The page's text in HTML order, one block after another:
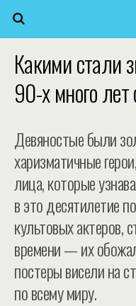
Какими стали
90-х много лет
Девяностые были
харизматичные
лица, которые
в это десятилетие
культовых актеров,
времени — их
постеры висели на
по всему миру.